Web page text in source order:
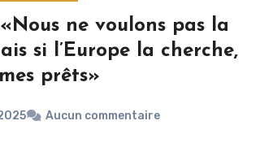
ne voulons pas la
si l’Europe la cherche,
prêts»
Aucun commentaire